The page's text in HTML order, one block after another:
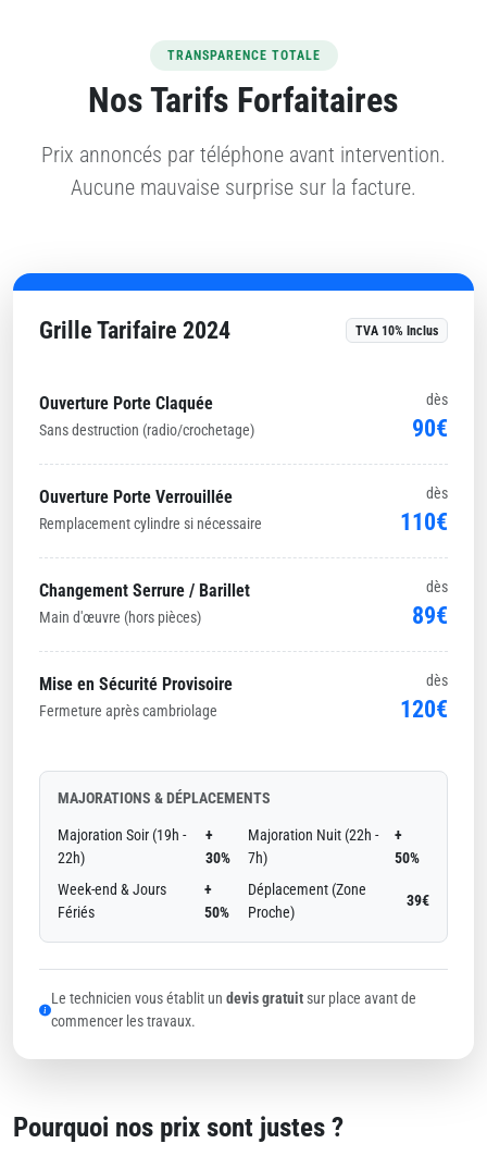
TRANSPARENCE TOTALE
Nos Tarifs Forfaitaires
Prix annoncés par téléphone avant intervention.
Aucune mauvaise surprise sur la facture.
Grille Tarifaire 2024 TVA 10% Inclus
Ouverture Porte Claquée
Sans destruction (radio/crochetage)
dès
90€
Ouverture Porte Verrouillée
Remplacement cylindre si nécessaire
dès
110€
Changement Serrure / Barillet
Main d'œuvre (hors pièces)
dès
89€
Mise en Sécurité Provisoire
Fermeture après cambriolage
dès
120€
MAJORATIONS & DÉPLACEMENTS
Majoration Soir (19h -
22h)
+
30%
Majoration Nuit (22h -
7h)
+
50%
Week-end & Jours
Fériés
+
50%
Déplacement (Zone
Proche)
39€
Le technicien vous établit un devis gratuitsur place avant de
commencer les travaux.
Pourquoi nos prix sont justes ?